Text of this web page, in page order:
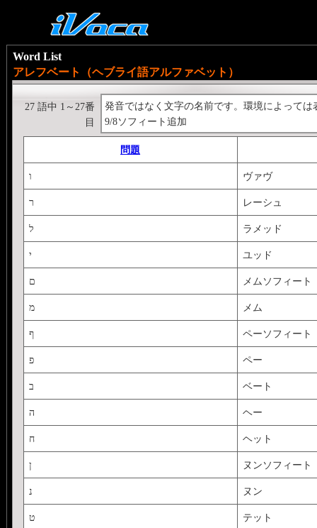
Word List
アレフベート（ヘブライ語アルファベット）
発音ではなく文字の名前です。環境によって
9/8ソフィート追加
27 語中 1～27番
目
問題
ו ヴァヴ
ר レーシュ
ל ラメッド
י ユッド
ם メムソフィート
מ メム
ף ペーソフィート
פ ペー
ב ベート
ה ヘー
ח ヘット
ן ヌンソフィート
נ ヌン
ט テット